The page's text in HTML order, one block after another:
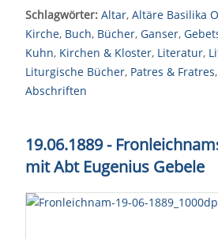
Schlagwörter: Altar, Altäre Basilika
Kirche, Buch, Bücher, Ganser,
Kuhn, Kirchen & Kloster, Literatur,
Liturgische Bücher, Patres & Fratres,
Abschriften
19.06.1889 -
mit Abt Eugenius Gebele